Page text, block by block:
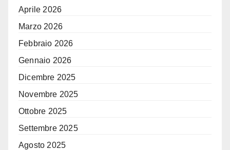
Aprile 2026
Marzo 2026
Febbraio 2026
Gennaio 2026
Dicembre 2025
Novembre 2025
Ottobre 2025
Settembre 2025
Agosto 2025